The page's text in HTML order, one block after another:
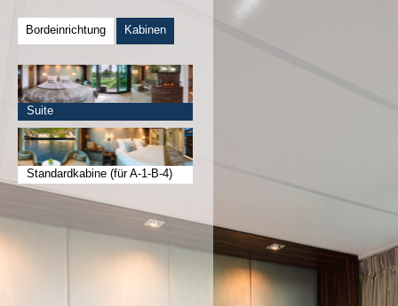
Bordeinrichtung Kabinen
Suite
Standardkabine (für A-1-B-4)